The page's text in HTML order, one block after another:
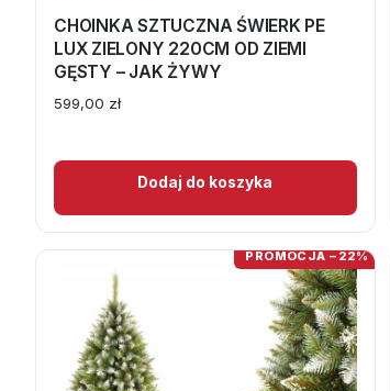
CHOINKA SZTUCZNA ŚWIERK PE
LUX ZIELONY 220CM OD ZIEMI
GĘSTY – JAK ŻYWY
599,00 zł
Dodaj do koszyka
PROMOCJA −22%